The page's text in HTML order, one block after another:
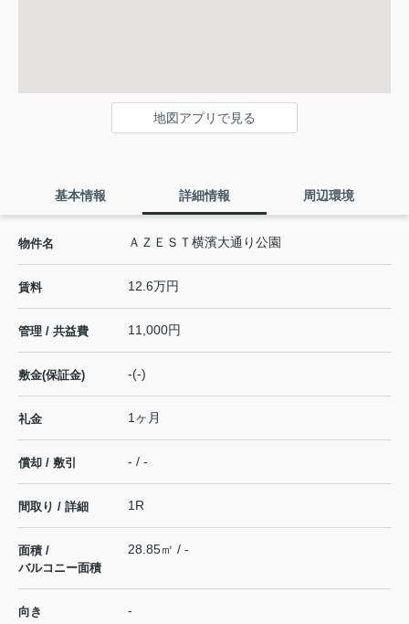
地図アプリで見る
基本情報 詳細情報 周辺環境
物件名 ＡＺＥＳＴ横濱大通り公園
賃料 12.6万円
管理 / 共益費 11,000円
敷金(保証金) -(-)
礼金 1ヶ月
償却 / 敷引 - / -
間取り / 詳細 1R
面積 /
バルコニー面積
28.85㎡ / -
向き -